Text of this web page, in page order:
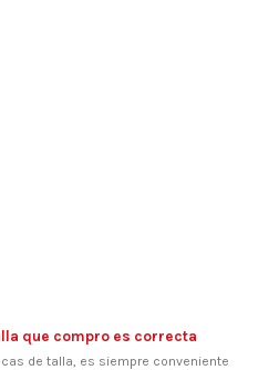
que compro es correcta
de talla, es siempre conveniente